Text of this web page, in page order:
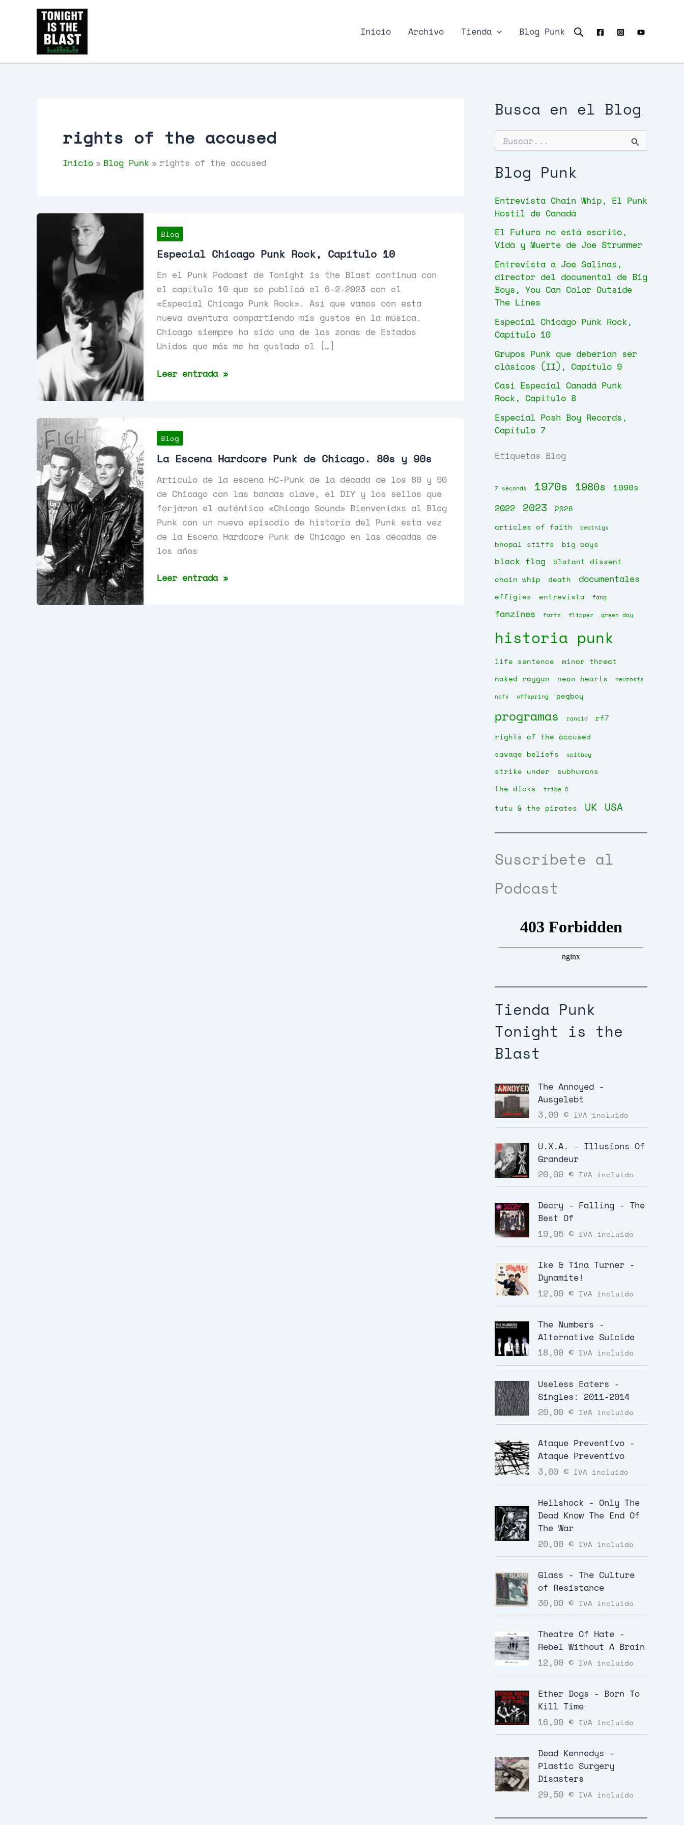
contenido
Inicio Archivo Tienda Blog Punk
rights of the accused
Inicio Blog Punk rights of the accused
Blog
Especial Chicago Punk Rock, Capítulo 10
En el Punk Podcast de Tonight is the Blast continua con
el capítulo 10 que se publicó el 6-2-2023 con el
«Especial Chicago Punk Rock». Así que vamos con esta
nueva aventura compartiendo mis gustos en la música.
Chicago siempre ha sido una de las zonas de Estados
Unidos que más me ha gustado el […]
Especial
Capítulo
10
Leer entrada »
Blog
La Escena Hardcore Punk de Chicago. 80s y 90s
Artículo de la escena HC-Punk de la década de los 80 y 90
de Chicago con las bandas clave, el DIY y los sellos que
forjaron el auténtico «Chicago Sound» Bienvenidxs al Blog
Punk con un nuevo episodio de historia del Punk esta vez
de la Escena Hardcore Punk de Chicago en las décadas de
los años
La
Leer entrada »
Busca en el Blog
c
a
p
o
r
:
Blog Punk
Entrevista Chain Whip, El Punk
Hostil de Canadá
El Futuro no está escrito,
Vida y Muerte de Joe Strummer
Entrevista a Joe Salinas,
director del documental de Big
Boys, You Can Color Outside
The Lines
Especial Chicago Punk Rock,
Capítulo 10
Grupos Punk que deberían ser
clásicos (II), Capítulo 9
Casi Especial Canadá Punk
Rock, Capítulo 8
Especial Posh Boy Records,
Capítulo 7
Etiquetas Blog
7 seconds 1970s 1980s 1990s
2022 2023
2026
articles of faith
beatnigs
bhopal stiffs big boys
black flag
blatant dissent
chain whip
death documentales
effigies entrevista fang
fanzines fartz flipper green day
historia punk
life sentence
minor threat
naked raygun
neon hearts neurosis
nofx offspring pegboy
programas rancid
rf7
rights of the accused
savage beliefs
spitboy
strike under
subhumans
the dicks
tribe 8
tutu & the pirates UK USA
Suscríbete al
Podcast
Tienda Punk
Tonight is the
Blast
The Annoyed -
Ausgelebt
3,00 € IVA incluido
U.X.A. - Illusions Of
Grandeur
20,00 € IVA incluido
Decry - Falling - The
Best Of
19,95 € IVA incluido
Ike & Tina Turner -
Dynamite!
12,00 € IVA incluido
The Numbers -
Alternative Suicide
18,00 € IVA incluido
Useless Eaters -
Singles: 2011-2014
20,00 € IVA incluido
Ataque Preventivo -
Ataque Preventivo
3,00 € IVA incluido
Hellshock - Only The
Dead Know The End Of
The War
20,00 € IVA incluido
Glass - The Culture
of Resistance
30,00 € IVA incluido
Theatre Of Hate -
Rebel Without A Brain
12,00 € IVA incluido
Ether Dogs - Born To
Kill Time
16,00 € IVA incluido
Dead Kennedys -
Plastic Surgery
Disasters
29,50 € IVA incluido